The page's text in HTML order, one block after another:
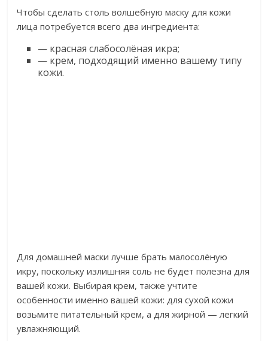
Чтобы сделать столь волшебную маску для кожи
лица потребуется всего два ингредиента:
— красная слабосолёная икра;
— крем, подходящий именно вашему типу
кожи.
Для домашней маски лучше брать малосолёную
икру, поскольку излишняя соль не будет полезна для
вашей кожи. Выбирая крем, также учтите
особенности именно вашей кожи: для сухой кожи
возьмите питательный крем, а для жирной — легкий
увлажняющий.